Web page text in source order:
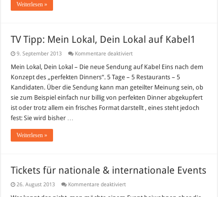
Weiterlesen »
TV Tipp: Mein Lokal, Dein Lokal auf Kabel1
9. September 2013 Kommentare deaktiviertfür
Tipp:
Lokal,
Dein
Lokal
auf
Kabel1
Mein Lokal, Dein Lokal – Die neue Sendung auf Kabel Eins nach dem
Konzept des „perfekten Dinners“. 5 Tage – 5 Restaurants – 5
Kandidaten. Über die Sendung kann man geteilter Meinung sein, ob
sie zum Beispiel einfach nur billig von perfekten Dinner abgekupfert
ist oder trotz allem ein frisches Format darstellt , eines steht jedoch
fest: Sie wird bisher …
Weiterlesen »
Tickets für nationale & internationale Events
26. August 2013 Kommentare deaktiviertfür